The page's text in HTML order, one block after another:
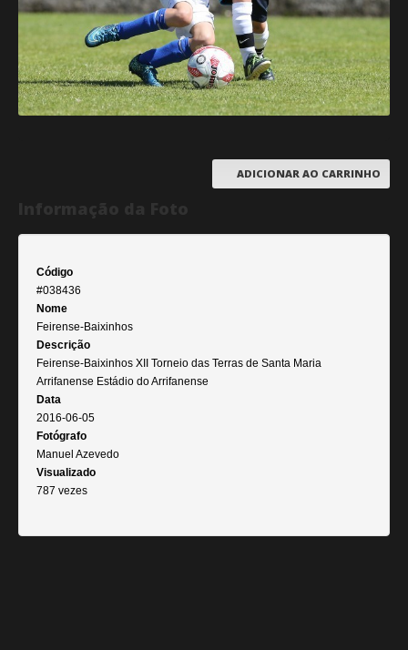
ADICIONAR AO CARRINHO
Código
#038436
Nome
Feirense-Baixinhos
Descrição
Feirense-Baixinhos XII Torneio das Terras de Santa Maria
Arrifanense Estádio do Arrifanense
Data
2016-06-05
Fotógrafo
Manuel Azevedo
Visualizado
787 vezes